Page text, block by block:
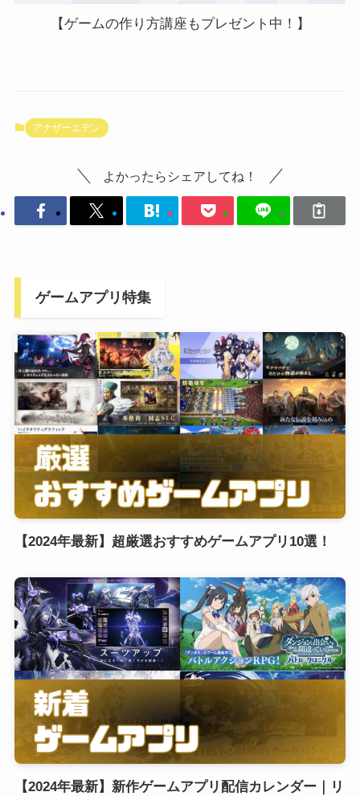
【ゲームの作り方講座もプレゼント中！】
アナザーエデン
よかったらシェアしてね！
ゲームアプリ特集
【2024年最新】超厳選おすすめゲームアプリ10選！
【2024年最新】新作ゲームアプリ配信カレンダー｜リ